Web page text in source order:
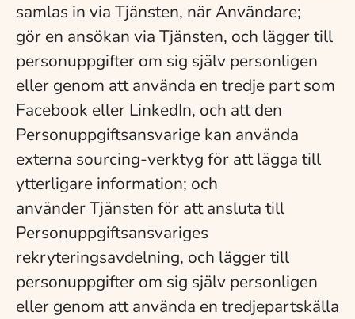
samlas in via Tjänsten, när Användare;
gör en ansökan via Tjänsten, och lägger till
personuppgifter om sig själv personligen
eller genom att använda en tredje part som
Facebook eller LinkedIn, och att den
Personuppgiftsansvarige kan använda
externa sourcing-verktyg för att lägga till
ytterligare information; och
använder Tjänsten för att ansluta till
Personuppgiftsansvariges
rekryteringsavdelning, och lägger till
personuppgifter om sig själv personligen
eller genom att använda en tredjepartskälla